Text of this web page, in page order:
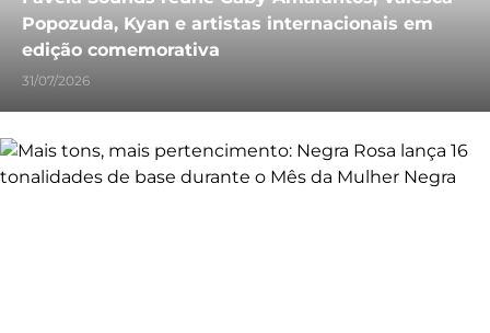
Popozuda, Kyan e artistas internacionais em
edição comemorativa
31/07/2026